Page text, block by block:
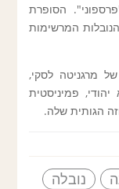
"פרספוני". הסופרת
המרשימות
מרגניטה לסקי,
פמיניסטית
הגותית שלה.
נובלה